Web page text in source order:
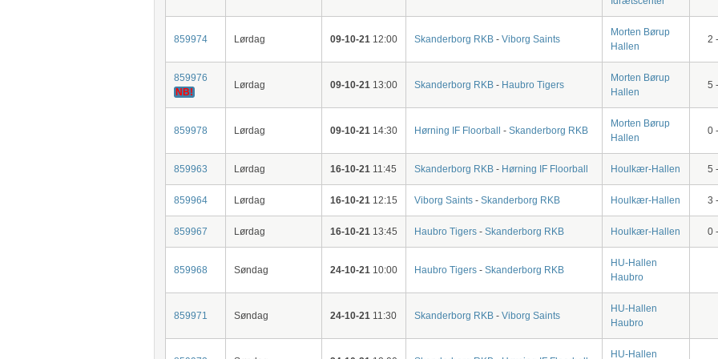
859974 Lørdag 09-10-2112:00 Skanderborg RKB - Viborg Saints
Morten Børup
Hallen
2
859976
NB!
Lørdag 09-10-2113:00 Skanderborg RKB - Haubro Tigers
Morten Børup
Hallen
5
859978 Lørdag 09-10-2114:30 Hørning IF Floorball - Skanderborg RKB
Morten Børup
Hallen
0
859963 Lørdag 16-10-2111:45 Skanderborg RKB - Hørning IF Floorball Houlkær-Hallen 5
859964 Lørdag 16-10-2112:15 Viborg Saints - Skanderborg RKB Houlkær-Hallen 3
859967 Lørdag 16-10-2113:45 Haubro Tigers - Skanderborg RKB Houlkær-Hallen 0
859968 Søndag 24-10-2110:00 Haubro Tigers - Skanderborg RKB
HU-Hallen
Haubro
859971 Søndag 24-10-2111:30 Skanderborg RKB - Viborg Saints
HU-Hallen
Haubro
HU-Hallen